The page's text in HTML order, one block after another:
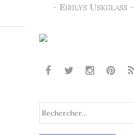
- Eirilys Uskglass -